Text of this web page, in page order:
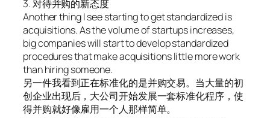
3. 对待并购的新态度
Another thing I see starting to get standardized is
acquisitions. As the volume of startups increases,
big companies will start to develop standardized
procedures that make acquisitions little more work
than hiring someone.
另一件我看到正在标准化的是并购交易。当大量的初
创企业出现后，大公司开始发展一套标准化程序，使
得并购就好像雇用一个人那样简单。